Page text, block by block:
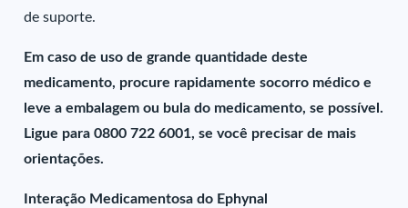
de suporte.
Em caso de uso de grande quantidade deste
medicamento, procure rapidamente socorro médico e
leve a embalagem ou bula do medicamento, se possível.
Ligue para 0800 722 6001, se você precisar de mais
orientações.
Interação Medicamentosa do Ephynal